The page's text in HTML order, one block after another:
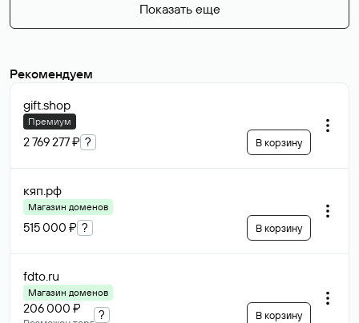
Показать еще
Рекомендуем
gift.shop
Премиум
2 769 277 ₽ ? В корзину
кяп.рф
Магазин доменов
515 000 ₽ ? В корзину
fdto.ru
Магазин доменов
206 000 ₽ ? В корзину